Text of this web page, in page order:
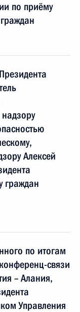
по приёму
Алексей
граждан
по итогам
связи
– Алания,
Управления